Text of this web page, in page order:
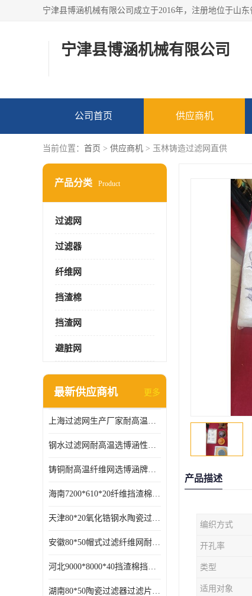
宁津县博涵机械有限公司
公司首页 供应商机
当前位置： 首页 > 供应商机 > 玉林铸造过滤网直供
产品分类 Product
过滤网
过滤器
纤维网
挡渣棉
挡渣网
避脏网
最新供应商机 更多
上海过滤网生产厂家耐高温可定制供应及时
钢水过滤网耐高温选博涵性能稳定价格合适
铸铜耐高温纤维网选博涵牌质量稳定
海南7200*610*20纤维挡渣棉耐高温
天津80*20氧化锆钢水陶瓷过滤器过滤效果明显
安徽80*50帽式过滤纤维网耐高温
河北9000*8000*40挡渣棉挡渣效果好耐高温
湖南80*50陶瓷过滤器过滤片过滤网效果好耐高温
产品描述
编织方式
开孔率
类型
适用对象